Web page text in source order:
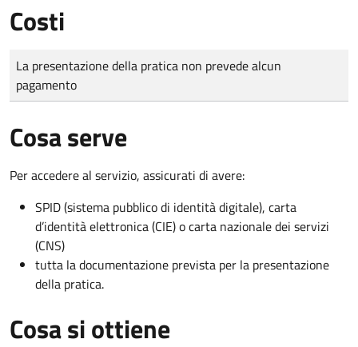
Costi
Tipo di pagamento
Importo
La presentazione della pratica non prevede alcun
pagamento
Cosa serve
Per accedere al servizio, assicurati di avere:
SPID (sistema pubblico di identità digitale), carta
d’identità elettronica (CIE) o carta nazionale dei servizi
(CNS)
tutta la documentazione prevista per la presentazione
della pratica.
Cosa si ottiene